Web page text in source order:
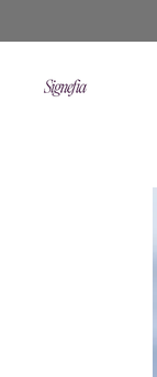
pääsisältöön